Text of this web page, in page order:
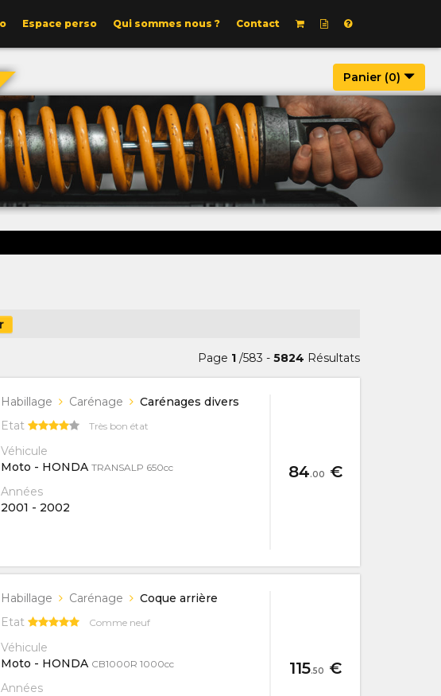
Espace perso Qui sommes nous ? Contact
Panier (0)
Page 1/583 - 5824 Résultats
84.00 €
Habillage Carénage
Carénages divers
Etat
Très bon état
Véhicule
Moto - HONDA TRANSALP 650cc
Années
2001 - 2002
115.50 €
Habillage Carénage
Coque arrière
Etat
Comme neuf
Véhicule
Moto - HONDA CB1000R 1000cc
Années